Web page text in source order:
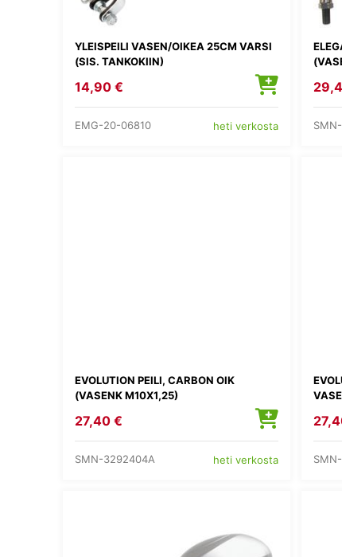
YLEISPEILI VASEN/OIKEA 25CM VARSI
(SIS. TANKOKIIN)
14,90 €
EMG-20-06810 heti verkosta
EVOLUTION PEILI, CARBON OIK
(VASENK M10X1,25)
27,40 €
SMN-3292404A heti verkosta